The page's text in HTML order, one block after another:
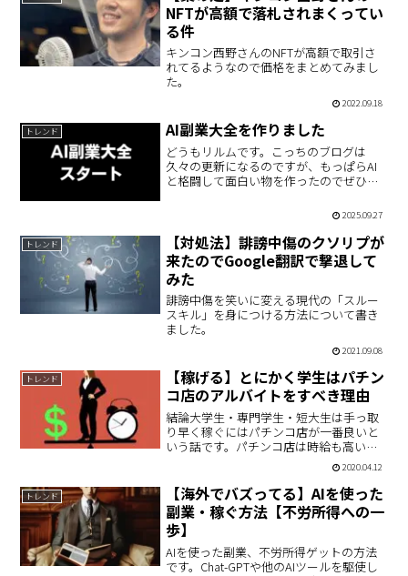
NFTが高額で落札されまくってい
る件
キンコン西野さんのNFTが高額で取引さ
れてるようなので価格をまとめてみまし
た。
2022.09.18
トレンド AI副業大全を作りました
どうもリルムです。こっちのブログは
久々の更新になるのですが、もっぱらAI
と格闘して面白い物を作ったのでぜひチ
に登録すれば無料で配布されます。中身
はこんな感じでして・AIで収益化させる
コンテンツ販売・海…
2025.09.27
トレンド
【対処法】誹謗中傷のクソリプが
来たのでGoogle翻訳で撃退して
みた
誹謗中傷を笑いに変える現代の「スルー
スキル」を身につける方法について書き
ました。
2021.09.08
トレンド
【稼げる】とにかく学生はパチン
コ店のアルバイトをすべき理由
結論大学生・専門学生・短大生は手っ取
り早く稼ぐにはパチンコ店が一番良いと
いう話です。パチンコ店は時給も高い
し、職場環境も徐々に改善されつつあり
ます。学生は土日や夜に働けるのでお店
では歓迎されます。
2020.04.12
トレンド
【海外でバズってる】AIを使った
副業・稼ぐ方法【不労所得への一
歩】
AIを使った副業、不労所得ゲットの方法
です。Chat-GPTや他のAIツールを駆使し